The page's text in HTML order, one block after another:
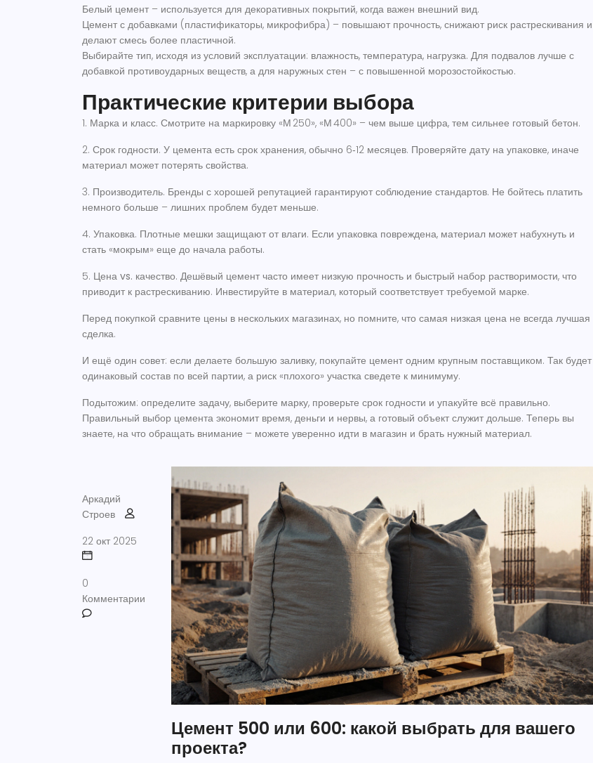
Белый цемент – используется для декоративных покрытий, когда важен внешний вид.
Цемент с добавками (пластификаторы, микрофибра) – повышают прочность, снижают риск растрескивания и
делают смесь более пластичной.
Выбирайте тип, исходя из условий эксплуатации: влажность, температура, нагрузка. Для подвалов лучше с
добавкой противоударных веществ, а для наружных стен – с повышенной морозостойкостью.
Практические критерии выбора
1. Марка и класс. Смотрите на маркировку «М 250», «М 400» – чем выше цифра, тем сильнее готовый бетон.
2. Срок годности. У цемента есть срок хранения, обычно 6‑12 месяцев. Проверяйте дату на упаковке, иначе
материал может потерять свойства.
3. Производитель. Бренды с хорошей репутацией гарантируют соблюдение стандартов. Не бойтесь платить
немного больше – лишних проблем будет меньше.
4. Упаковка. Плотные мешки защищают от влаги. Если упаковка повреждена, материал может набухнуть и
стать «мокрым» еще до начала работы.
5. Цена vs. качество. Дешёвый цемент часто имеет низкую прочность и быстрый набор растворимости, что
приводит к растрескиванию. Инвестируйте в материал, который соответствует требуемой марке.
Перед покупкой сравните цены в нескольких магазинах, но помните, что самая низкая цена не всегда лучшая
сделка.
И ещё один совет: если делаете большую заливку, покупайте цемент одним крупным поставщиком. Так будет
одинаковый состав по всей партии, а риск «плохого» участка сведете к минимуму.
Подытожим: определите задачу, выберите марку, проверьте срок годности и упакуйте всё правильно.
Правильный выбор цемента экономит время, деньги и нервы, а готовый объект служит дольше. Теперь вы
знаете, на что обращать внимание – можете уверенно идти в магазин и брать нужный материал.
Аркадий
Строев
22 окт 2025
0
Комментарии
Цемент 500 или 600: какой выбрать для вашего
проекта?